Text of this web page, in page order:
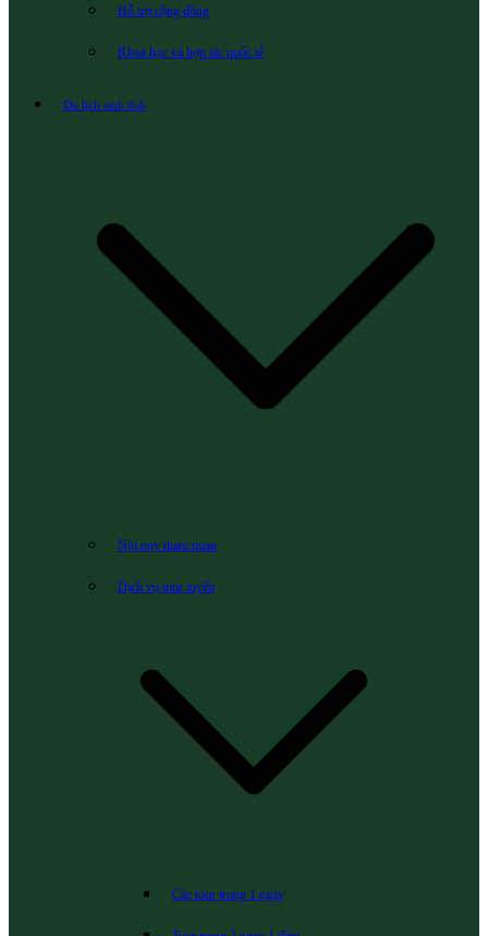
Hỗ trợ cộng đồng
Khoa học và hợp tác quốc tế
Du lịch sinh thái
Nội quy tham quan
Dịch vụ tour tuyến
Các tour trong 1 ngày